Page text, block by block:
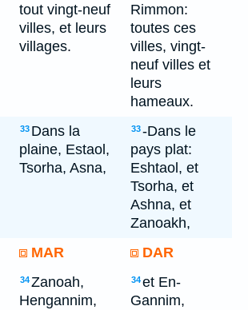
tout vingt-neuf
villes, et leurs
villages.
Rimmon:
toutes ces
villes, vingt-
neuf villes et
leurs
hameaux.
33 Dans la
plaine, Estaol,
Tsorha, Asna,
33-Dans le
pays plat:
Eshtaol, et
Tsorha, et
Ashna, et
Zanoakh,
MAR DAR
34Zanoah,
Hengannim,
34et En-
Gannim,